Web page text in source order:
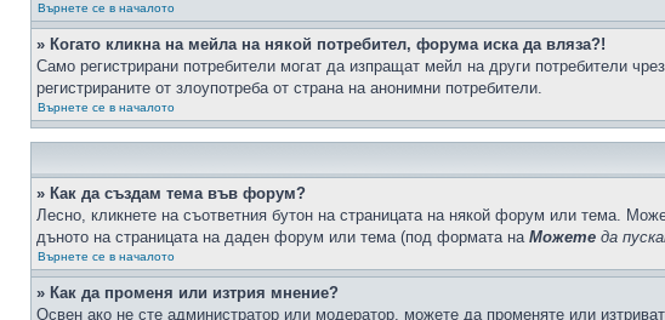
Върнете се в началото
» Когато кликна на мейла на някой потребител, форума иска да вляза?!
Само регистрирани потребители могат да изпращат мейл на други потребители
регистрираните от злоупотреба от страна на анонимни потребители.
Върнете се в началото
» Как да създам тема във форум?
Лесно, кликнете на съответния бутон на страницата на някой форум или тема.
дъното на страницата на даден форум или тема (под формата на Можете да
Върнете се в началото
» Как да променя или изтрия мнение?
Освен ако не сте администратор или модератор, можете да променяте или